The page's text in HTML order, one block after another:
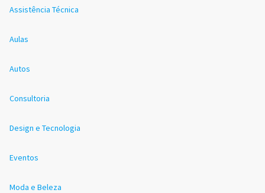
Assistência Técnica
Aulas
Autos
Consultoria
Design e Tecnologia
Eventos
Moda e Beleza